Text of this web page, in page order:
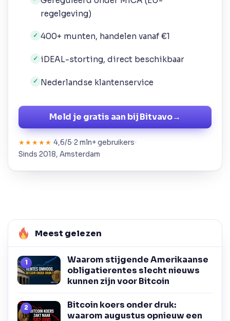
regelgeving)
✓ 400+ munten, handelen vanaf €1
✓ iDEAL-storting, direct beschikbaar
✓ Nederlandse klantenservice
Meld je gratis aan bij Bitvavo→
★★★★★ 4,6/5 2 mln+ gebruikers
Sinds 2018, Amsterdam
Meest gelezen
Waarom stijgende Amerikaanse
obligatierentes slecht nieuws
kunnen zijn voor Bitcoin
Bitcoin koers onder druk:
waarom augustus opnieuw een